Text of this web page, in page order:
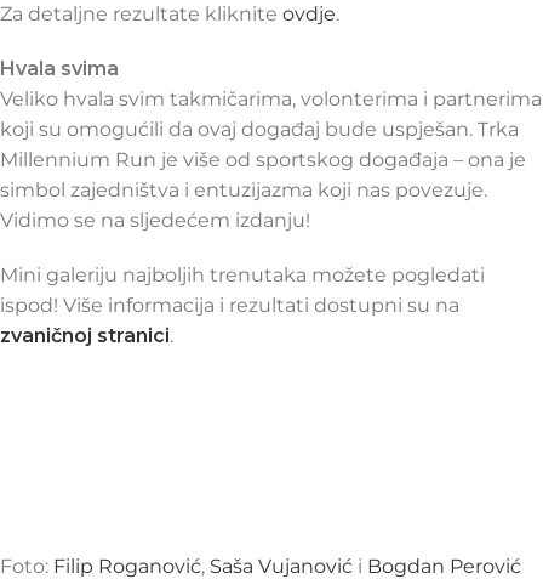
Za detaljne rezultate kliknite ovdje.
Hvala svima
Veliko hvala svim takmičarima, volonterima i partnerima
koji su omogućili da ovaj događaj bude uspješan. Trka
Millennium Run je više od sportskog događaja – ona je
simbol zajedništva i entuzijazma koji nas povezuje.
Vidimo se na sljedećem izdanju!
Mini galeriju najboljih trenutaka možete pogledati
ispod! Više informacija i rezultati dostupni su na
zvaničnoj stranici.
Foto: Filip Roganović, Saša Vujanović i Bogdan Perović